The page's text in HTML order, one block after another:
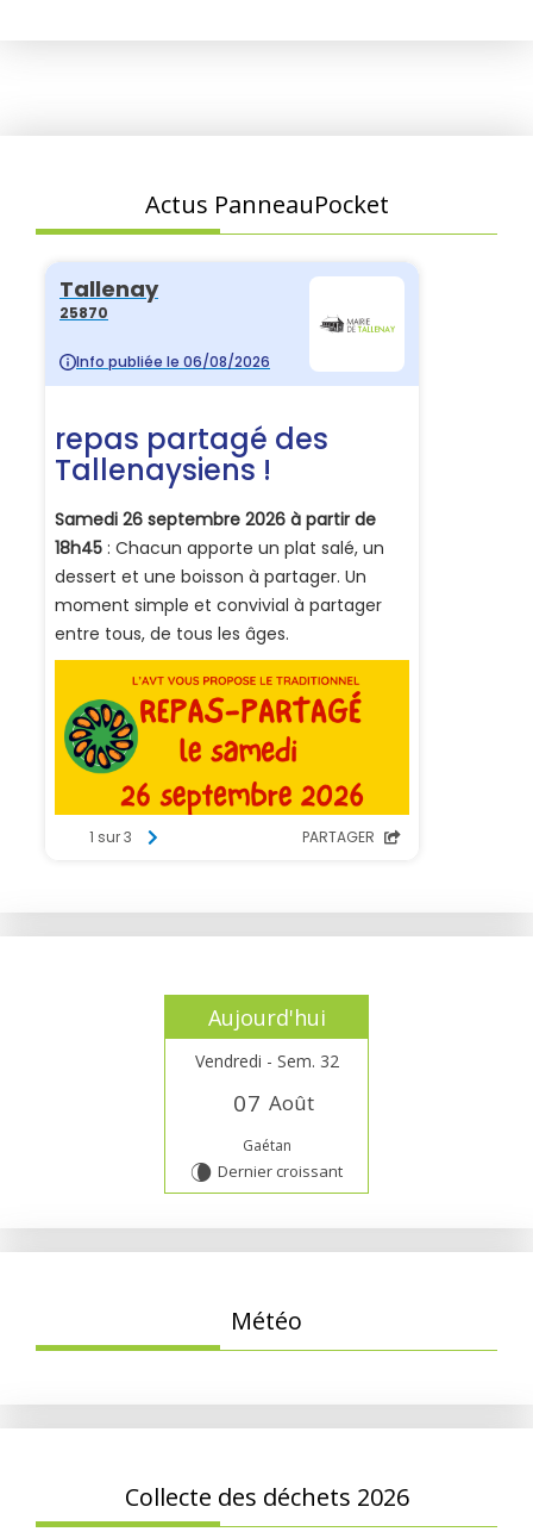
Actus PanneauPocket
Aujourd'hui
Vendredi - Sem. 32
07 Août
Gaétan
V Dernier croissant
Météo
Collecte des déchets 2026